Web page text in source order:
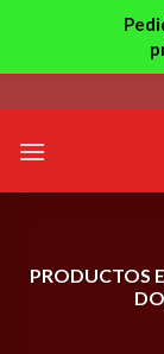
to
content
PRODUCTOS